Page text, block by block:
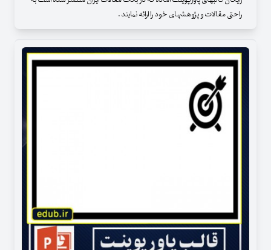
راحتی مقالات و پژوهشهای خود را ارائه نمایند .